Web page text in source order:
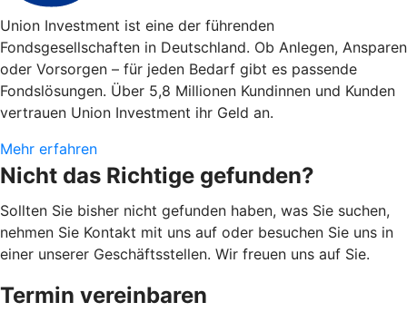
Union Investment ist eine der führenden
Fondsgesellschaften in Deutschland. Ob Anlegen, Ansparen
oder Vorsorgen – für jeden Bedarf gibt es passende
Fondslösungen. Über 5,8 Millionen Kundinnen und Kunden
vertrauen Union Investment ihr Geld an.
Mehr erfahren
Nicht das Richtige gefunden?
Sollten Sie bisher nicht gefunden haben, was Sie suchen,
nehmen Sie Kontakt mit uns auf oder besuchen Sie uns in
einer unserer Geschäftsstellen. Wir freuen uns auf Sie.
Termin vereinbaren